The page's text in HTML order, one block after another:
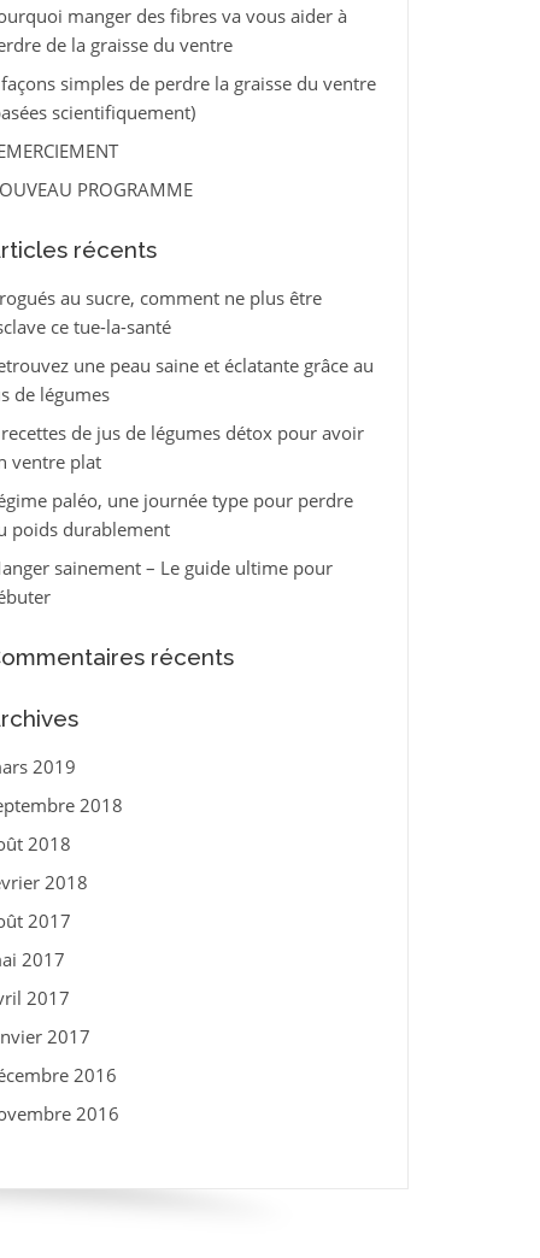
manger des fibres va vous aider à
de la graisse du ventre
simples de perdre la graisse du ventre
scientifiquement)
PROGRAMME
récents
au sucre, comment ne plus être
ce tue-la-santé
une peau saine et éclatante grâce au
de légumes
de jus de légumes détox pour avoir
ventre plat
paléo, une journée type pour perdre
poids durablement
sainement – Le guide ultime pour
récents
2019
2018
2018
2018
2017
2017
2017
2017
2016
2016